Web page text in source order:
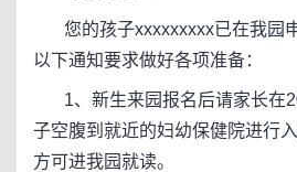
您的孩子xxxxxxxxx已在我园
以下通知要求做好各项准备：
1、新生来园报名后请家长在
子空腹到就近的妇幼保健院进行
方可进我园就读。